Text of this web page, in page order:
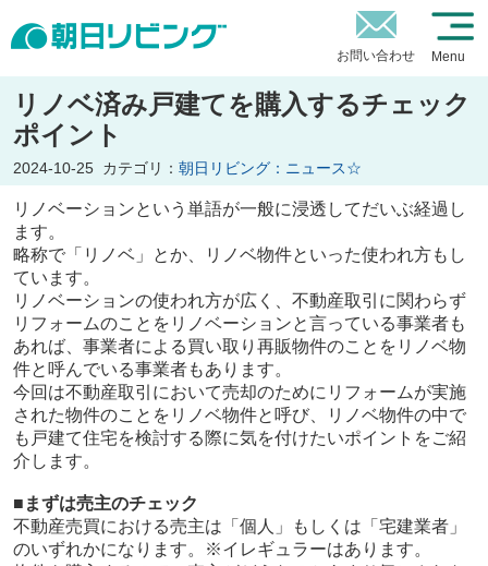
お問い合わせ Menu
リノベ済み戸建てを購入するチェック
ポイント
2024-10-25 カテゴリ： 朝日リビング：ニュース☆
リノベーションという単語が一般に浸透してだいぶ経過し
ます。
略称で「リノベ」とか、リノベ物件といった使われ方もし
ています。
リノベーションの使われ方が広く、不動産取引に関わらず
リフォームのことをリノベーションと言っている事業者も
あれば、事業者による買い取り再販物件のことをリノベ物
件と呼んでいる事業者もあります。
今回は不動産取引において売却のためにリフォームが実施
された物件のことをリノベ物件と呼び、リノベ物件の中で
も戸建て住宅を検討する際に気を付けたいポイントをご紹
介します。
■まずは売主のチェック
不動産売買における売主は「個人」もしくは「宅建業者」
のいずれかになります。※イレギュラーはあります。